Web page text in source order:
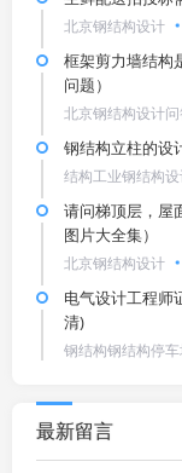
北京钢结构设计
框架剪力墙结构
问题）
北京钢结构设计问
钢结构立柱的设
结构工业钢结构
请问梯顶层，屋
图片大全集）
北京钢结构设计
电气设计工程师
清)
钢结构钢结构停
最新留言